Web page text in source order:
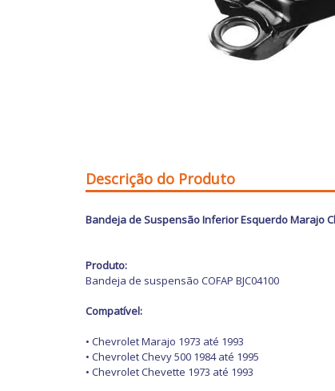
Descrição do Produto
Bandeja de Suspensão Inferior Esquerdo Marajo
Produto:
Bandeja de suspensão COFAP BJC04100
Compatível:
• Chevrolet Marajo 1973 até 1993
• Chevrolet Chevy 500 1984 até 1995
• Chevrolet Chevette 1973 até 1993